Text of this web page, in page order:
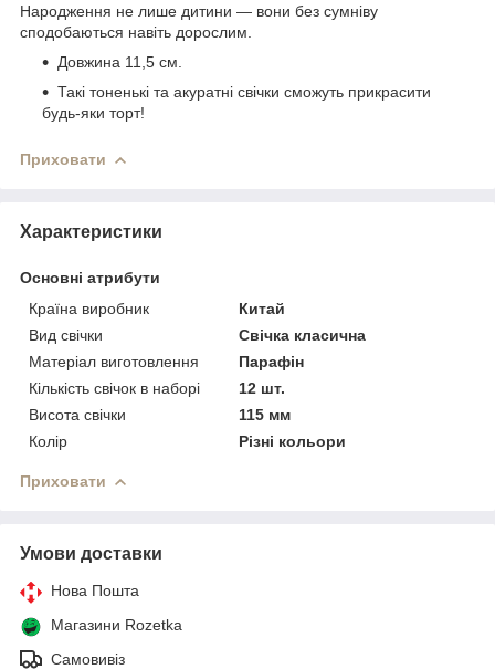
Народження не лише дитини — вони без сумніву
сподобаються навіть дорослим.
Довжина 11,5 см.
Такі тоненькі та акуратні свічки сможуть прикрасити
будь-яки торт!
Приховати
Характеристики
Основні атрибути
Країна виробник
Китай
Вид свічки
Свічка класична
Матеріал виготовлення
Парафін
Кількість свічок в наборі
12 шт.
Висота свічки
115 мм
Колір
Різні кольори
Приховати
Умови доставки
Нова Пошта
Магазини Rozetka
Самовивіз